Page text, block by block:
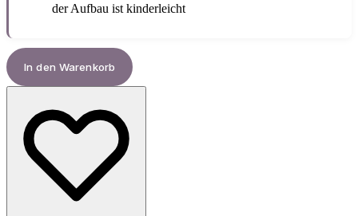
der Aufbau ist kinderleicht
In den Warenkorb